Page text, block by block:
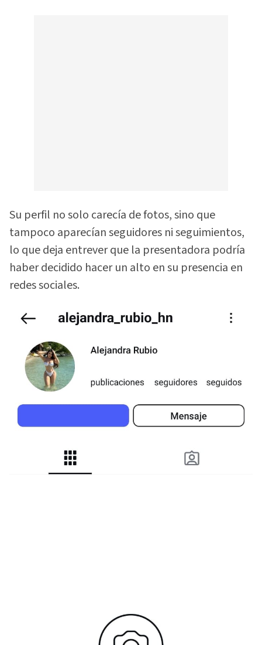
Su perfil no solo carecía de fotos, sino que
tampoco aparecían seguidores ni seguimientos,
lo que deja entrever que la presentadora podría
haber decidido hacer un alto en su presencia en
redes sociales.